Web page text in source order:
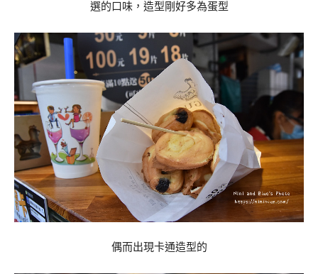
選的口味，造型剛好多為蛋型
偶而出現卡通造型的